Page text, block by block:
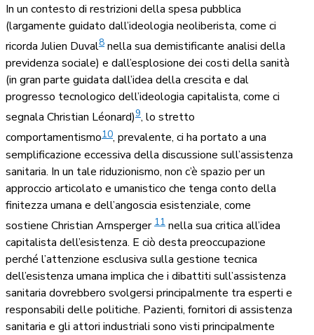
In un contesto di restrizioni della spesa pubblica
(largamente guidato dall’ideologia neoliberista, come ci
ricorda Julien Duval8 nella sua demistificante analisi della
previdenza sociale) e dall’esplosione dei costi della sanità
(in gran parte guidata dall’idea della crescita e dal
progresso tecnologico dell’ideologia capitalista, come ci
segnala Christian Léonard)9, lo stretto
comportamentismo10, prevalente, ci ha portato a una
semplificazione eccessiva della discussione sull’assistenza
sanitaria. In un tale riduzionismo, non c’è spazio per un
approccio articolato e umanistico che tenga conto della
finitezza umana e dell’angoscia esistenziale, come
sostiene Christian Arnsperger 11 nella sua critica all’idea
capitalista dell’esistenza. E ciò desta preoccupazione
perché l’attenzione esclusiva sulla gestione tecnica
dell’esistenza umana implica che i dibattiti sull’assistenza
sanitaria dovrebbero svolgersi principalmente tra esperti e
responsabili delle politiche. Pazienti, fornitori di assistenza
sanitaria e gli attori industriali sono visti principalmente